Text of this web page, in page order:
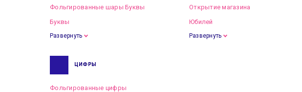
Фольгированные шары Буквы
Буквы
Развернуть
Открытие магазина
Юбилей
Развернуть
ЦИФРЫ
Фольгированные цифры